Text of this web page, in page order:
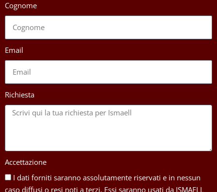
Cognome
Email
Richiesta
Accettazione
I dati forniti saranno assolutamente riservati e in nessun
caso diffusi o resi noti a terzi. Essi saranno usati da ISMAELL